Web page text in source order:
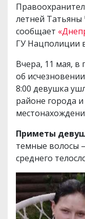
летней
сообщает
ГУ Нацполиции
Вчера, 11 мая,
об
8:00 девушка
районе города
Приметы
темные волосы
среднего